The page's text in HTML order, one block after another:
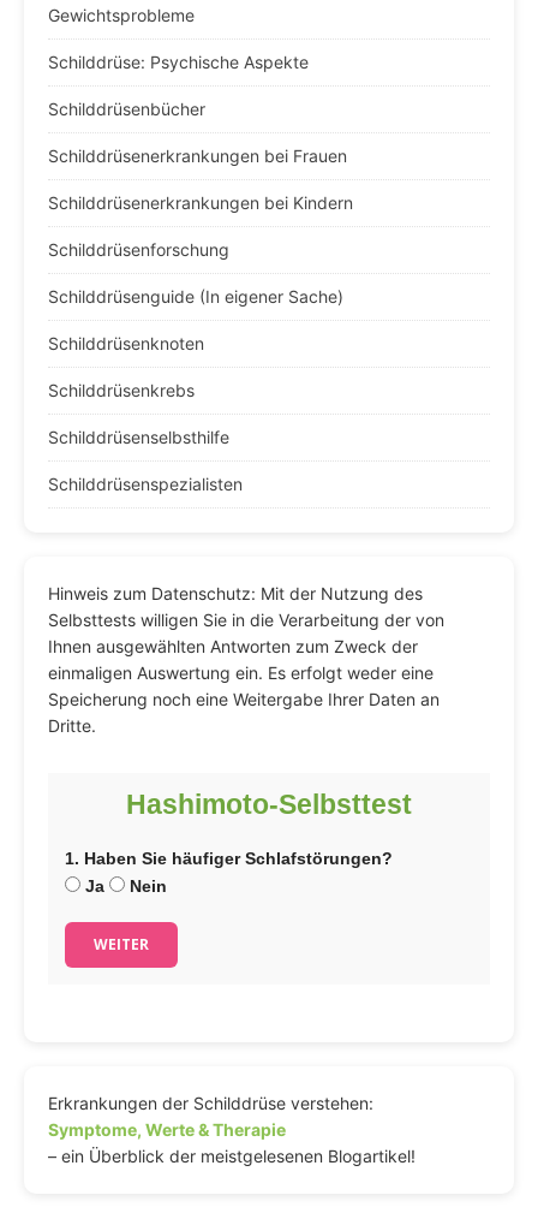
Gewichtsprobleme
Schilddrüse: Psychische Aspekte
Schilddrüsenbücher
Schilddrüsenerkrankungen bei Frauen
Schilddrüsenerkrankungen bei Kindern
Schilddrüsenforschung
Schilddrüsenguide (In eigener Sache)
Schilddrüsenknoten
Schilddrüsenkrebs
Schilddrüsenselbsthilfe
Schilddrüsenspezialisten
Hinweis zum Datenschutz: Mit der Nutzung des
Selbsttests willigen Sie in die Verarbeitung der von
Ihnen ausgewählten Antworten zum Zweck der
einmaligen Auswertung ein. Es erfolgt weder eine
Speicherung noch eine Weitergabe Ihrer Daten an
Dritte.
Hashimoto-Selbsttest
1. Haben Sie häufiger Schlafstörungen?
Ja
Nein
WEITER
Erkrankungen der Schilddrüse verstehen:
Symptome, Werte & Therapie
– ein Überblick der meistgelesenen Blogartikel!